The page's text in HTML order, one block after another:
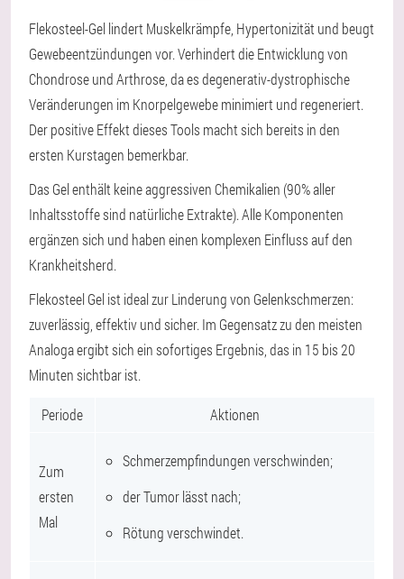
Flekosteel-Gel lindert Muskelkrämpfe, Hypertonizität und beugt
Gewebeentzündungen vor. Verhindert die Entwicklung von
Chondrose und Arthrose, da es degenerativ-dystrophische
Veränderungen im Knorpelgewebe minimiert und regeneriert.
Der positive Effekt dieses Tools macht sich bereits in den
ersten Kurstagen bemerkbar.
Das Gel enthält keine aggressiven Chemikalien (90% aller
Inhaltsstoffe sind natürliche Extrakte). Alle Komponenten
ergänzen sich und haben einen komplexen Einfluss auf den
Krankheitsherd.
Flekosteel Gel ist ideal zur Linderung von Gelenkschmerzen:
zuverlässig, effektiv und sicher. Im Gegensatz zu den meisten
Analoga ergibt sich ein sofortiges Ergebnis, das in 15 bis 20
Minuten sichtbar ist.
Periode Aktionen
Zum
ersten
Mal
Schmerzempfindungen verschwinden;
der Tumor lässt nach;
Rötung verschwindet.